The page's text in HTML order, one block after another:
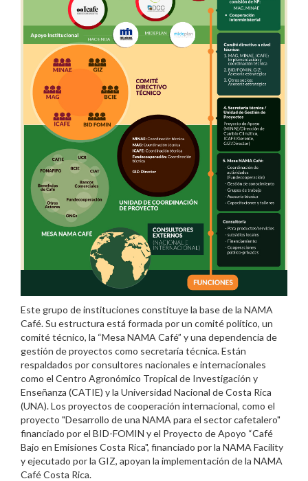
Este grupo de instituciones constituye la base de la NAMA
Café. Su estructura está formada por un comité político, un
comité técnico, la “Mesa NAMA Café” y una dependencia de
gestión de proyectos como secretaría técnica. Están
respaldados por consultores nacionales e internacionales
como el Centro Agronómico Tropical de Investigación y
Enseñanza (CATIE) y la Universidad Nacional de Costa Rica
(UNA). Los proyectos de cooperación internacional, como el
proyecto "Desarrollo de una NAMA para el sector cafetalero"
financiado por el BID-FOMIN y el Proyecto de Apoyo “Café
Bajo en Emisiones Costa Rica", financiado por la NAMA Facility
y ejecutado por la GIZ, apoyan la implementación de la NAMA
Café Costa Rica.